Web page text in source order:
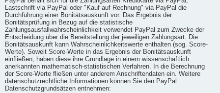
Lastschrift via PayPal oder "Kauf auf Rechnung" via PayPal die
Durchführung einer Bonitätsauskunft vor. Das Ergebnis der
Bonitätsprüfung in Bezug auf die statistische
Zahlungsausfallwahrscheinlichkeit verwendet PayPal zum Zwecke der
Entscheidung über die Bereitstellung der jeweiligen Zahlungsart. Die
Bonitätsauskunft kann Wahrscheinlichkeitswerte enthalten (sog. Score-
Werte). Soweit Score-Werte in das Ergebnis der Bonitätsauskunft
einfließen, haben diese ihre Grundlage in einem wissenschaftlich
anerkannten mathematisch-statistischen Verfahren. In die Berechnung
der Score-Werte fließen unter anderem Anschriftendaten ein. Weitere
datenschutzrechtliche Informationen können Sie den PayPal
Datenschutzgrundsätzen entnehmen: